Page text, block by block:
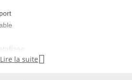
Lire la suite 